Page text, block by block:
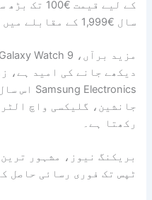
سال €1,999 کے مقابلے میں €2,199 سے شروع ہوسکتا ہے۔
دیکھے جانے کی امید ہے،
رکھتا ہے۔
بریکنگ نیوز، مشہور
ٹپس تک فوری رسائی حاصل